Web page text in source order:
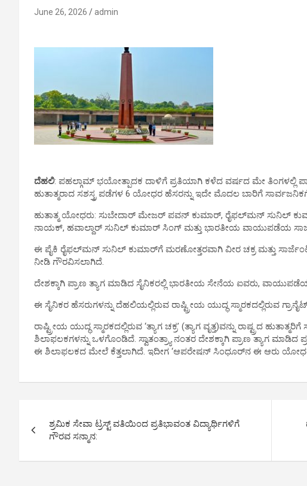
June 26, 2026 admin
ದೆಹಲಿ: ಪಹಲ್ಗಾಮ್ ಭಯೋತ್ಪಾದಕ ದಾಳಿಗೆ ಪ್ರತಿಯಾಗಿ ಕಳೆದ ವರ್ಷದ ಮೇ ತಿಂಗಳಲ್ಲಿ
ಹುತಾತ್ಮರಾದ ಸಶಸ್ತ್ರ ಪಡೆಗಳ 6 ಯೋಧರ ಹೆಸರನ್ನು ಇದೇ ಮೊದಲ ಬಾರಿಗೆ
ಹುತಾತ್ಮ ಯೋಧರು: ಸುಬೇದಾರ್ ಮೇಜರ್ ಪವನ್ ಕುಮಾರ್, ರೈಫಲ್‌ಮನ್ ಸುನಿಲ್
ನಾಯಕ್, ಹವಾಲ್ದಾರ್ ಸುನಿಲ್ ಕುಮಾರ್ ಸಿಂಗ್ ಮತ್ತು ಭಾರತೀಯ ವಾಯುಪಡೆಯ
ಈ ಪೈಕಿ ರೈಫಲ್‌ಮನ್ ಸುನಿಲ್ ಕುಮಾರ್​ಗೆ ಮರಣೋತ್ತರವಾಗಿ ವೀರ ಚಕ್ರ ಮತ್ತು
ನೀಡಿ ಗೌರವಿಸಲಾಗಿದೆ.
ದೇಶಕ್ಕಾಗಿ ಪ್ರಾಣ ತ್ಯಾಗ ಮಾಡಿದ ಸೈನಿಕರಲ್ಲಿ ಭಾರತೀಯ ಸೇನೆಯ ಐವರು,
ಈ ಸೈನಿಕರ ಹೆಸರುಗಳನ್ನು ದೆಹಲಿಯಲ್ಲಿರುವ ರಾಷ್ಟ್ರೀಯ ಯುದ್ಧ ಸ್ಮಾರಕದಲ್ಲಿರುವ
ರಾಷ್ಟ್ರೀಯ ಯುದ್ಧ ಸ್ಮಾರಕದಲ್ಲಿರುವ ‘ತ್ಯಾಗ ಚಕ್ರ’ (ತ್ಯಾಗ ವೃತ್ತ)ವನ್ನು ರಾಷ್ಟ್ರದ
ಶಿಲಾಫಲಕಗಳನ್ನು ಒಳಗೊಂಡಿದೆ. ಸ್ವಾತಂತ್ರ್ಯಾ ನಂತರ ದೇಶಕ್ಕಾಗಿ ಪ್ರಾಣ ತ್ಯಾಗ ಮಾಡಿದ
ಈ ಶಿಲಾಫಲಕದ ಮೇಲೆ ಕೆತ್ತಲಾಗಿದೆ. ಇದೀಗ ‘ಆಪರೇಷನ್ ಸಿಂಧೂರ್​ನ ಈ ಆರು ಯೋಧರ
s
ಶ್ರಮಿಕ ಸೇವಾ ಟ್ರಸ್ಟ್ ವತಿಯಿಂದ ಪ್ರತಿಭಾವಂತ ವಿದ್ಯಾರ್ಥಿಗಳಿಗೆ
ಗೌರವ ಸನ್ಮಾನ: